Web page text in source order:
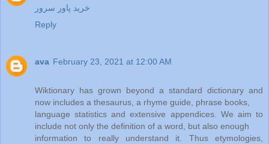
خرید پاور سرور
Reply
ava February 23, 2021 at 12:00 AM
Wiktionary has grown beyond a standard dictionary and
now includes a thesaurus, a rhyme guide, phrase books,
language statistics and extensive appendices. We aim to
include not only the definition of a word, but also enough
information to really understand it. Thus etymologies,